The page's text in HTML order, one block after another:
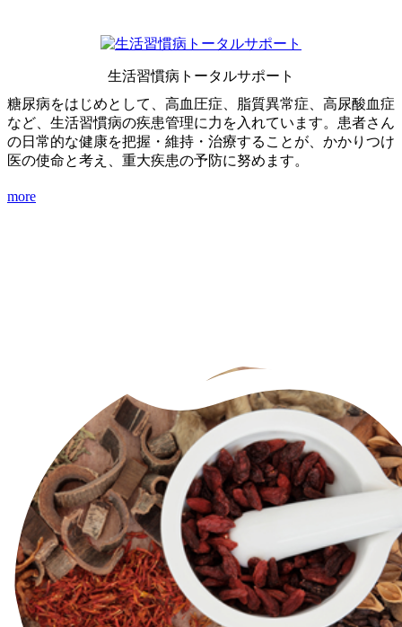
生活習慣病トータルサポート
糖尿病をはじめとして、高血圧症、脂質異常症、高尿酸血症
など、生活習慣病の疾患管理に力を入れています。患者さん
の日常的な健康を把握・維持・治療することが、かかりつけ
医の使命と考え、重大疾患の予防に努めます。
more